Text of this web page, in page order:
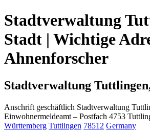
Stadtverwaltung
Stadt | Wichtige
Ahnenforscher
Stadtverwaltung
Anschrift geschäftlich Stadtverwaltung
Einwohnermeldeamt – Postfach 4753
Württemberg Tuttlingen 78512 Germany